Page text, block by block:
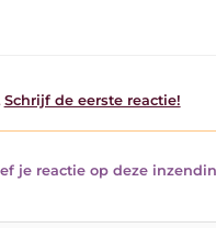
Schrijf de eerste reactie!
je reactie op deze